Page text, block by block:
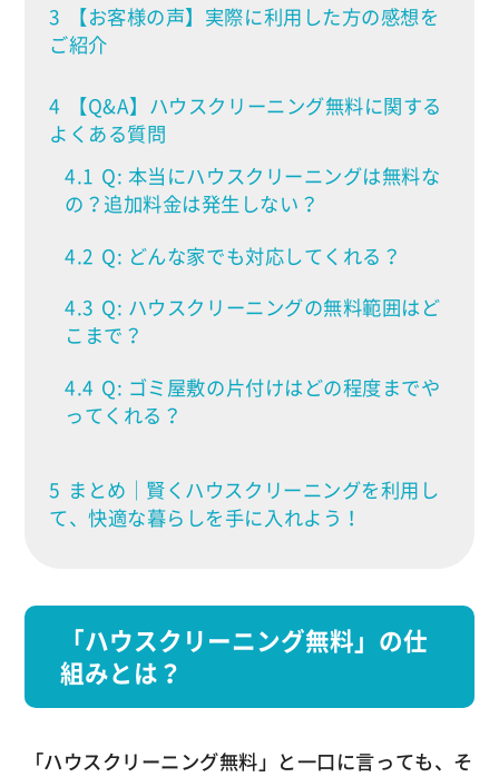
3
【お客様の声】実際に利用した方の感想を
ご紹介
4
【Q&A】ハウスクリーニング無料に関する
よくある質問
4.1 Q: 本当にハウスクリーニングは無料な
の？追加料金は発生しない？
4.2 Q: どんな家でも対応してくれる？
4.3 Q: ハウスクリーニングの無料範囲はど
こまで？
4.4 Q: ゴミ屋敷の片付けはどの程度までや
ってくれる？
5 まとめ｜賢くハウスクリーニングを利用し
て、快適な暮らしを手に入れよう！
「ハウスクリーニング無料」の仕
組みとは？
「ハウスクリーニング無料」と一口に言っても、そ